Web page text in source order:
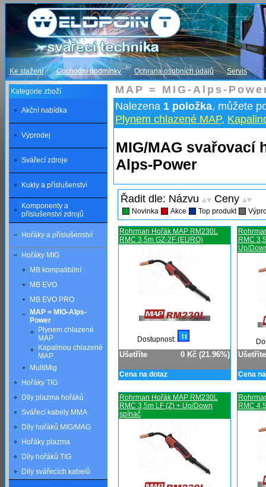
MAP = MIG-Alps-
Ke stažení Obchodní podmínky Ochrana osobních údajů Servis
Nalezena 1 položka, můžete
Plynem chlazené MAP,
MIG/MAG svařovací
Alps-Power
Řadit dle: Názvu Ceny
Novinka Akce Top produkt
Rohrman Hořák MAP RM230L
RMC 3,5m GZ-2F (EURO)
Dostupnost:
Ušetříte 0 Kč (21.96%)
Cena na dotaz
RMC
Up/
Ušetříte
Cena
Rohrman Hořák MAP RM230L
RMC 3,5m LF (Z) + Up/Down
spínač
RMC
Kategorie zboží
Akční nabídka
Výprodej
Svářecí zdroje
Kukly a příslušenství
Komponenty a
příslušenství zdrojů
Hořáky a příslušenství
Hořáky MIG
MB kompatibilní
MB EVO
MB EVO PRO
MAP = MIG-Alps-
Power
Plynem chlazené
MAP
Kapalinou chlazené
MAP
MultiMig
Hořáky TIG
Díly plazma hořáků
Svářecí kabely MMA
Díly hořáků MIG/MAG
Hořáky plazma
Díly hořáků TIG
Díly svářecích kabelů